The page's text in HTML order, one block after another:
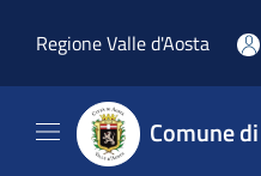
Regione Valle d'Aosta
Comune